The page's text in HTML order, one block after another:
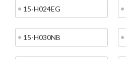
15-H024EG
15-H030NB